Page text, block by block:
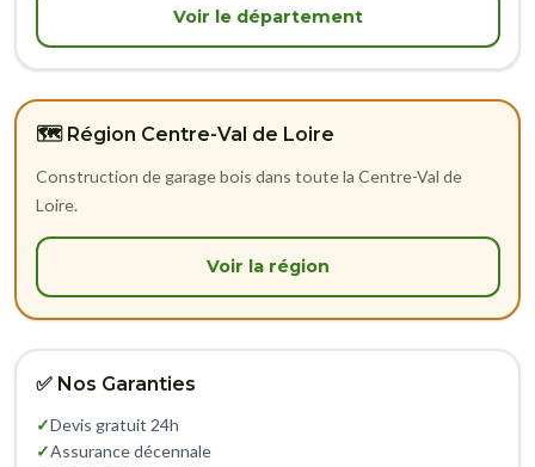
Voir le département
🗺️ Région Centre-Val de Loire
Construction de garage bois dans toute la Centre-Val de
Loire.
Voir la région
✅ Nos Garanties
✓Devis gratuit 24h
✓Assurance décennale